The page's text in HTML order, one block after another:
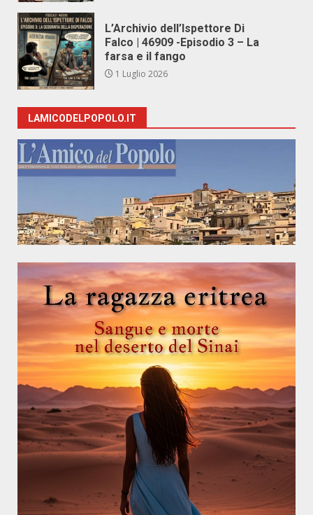
L’Archivio dell’Ispettore Di
Falco | 46909 -Episodio 3 – La
farsa e il fango
1 Luglio 2026
LAMICODELPOPOLO.IT